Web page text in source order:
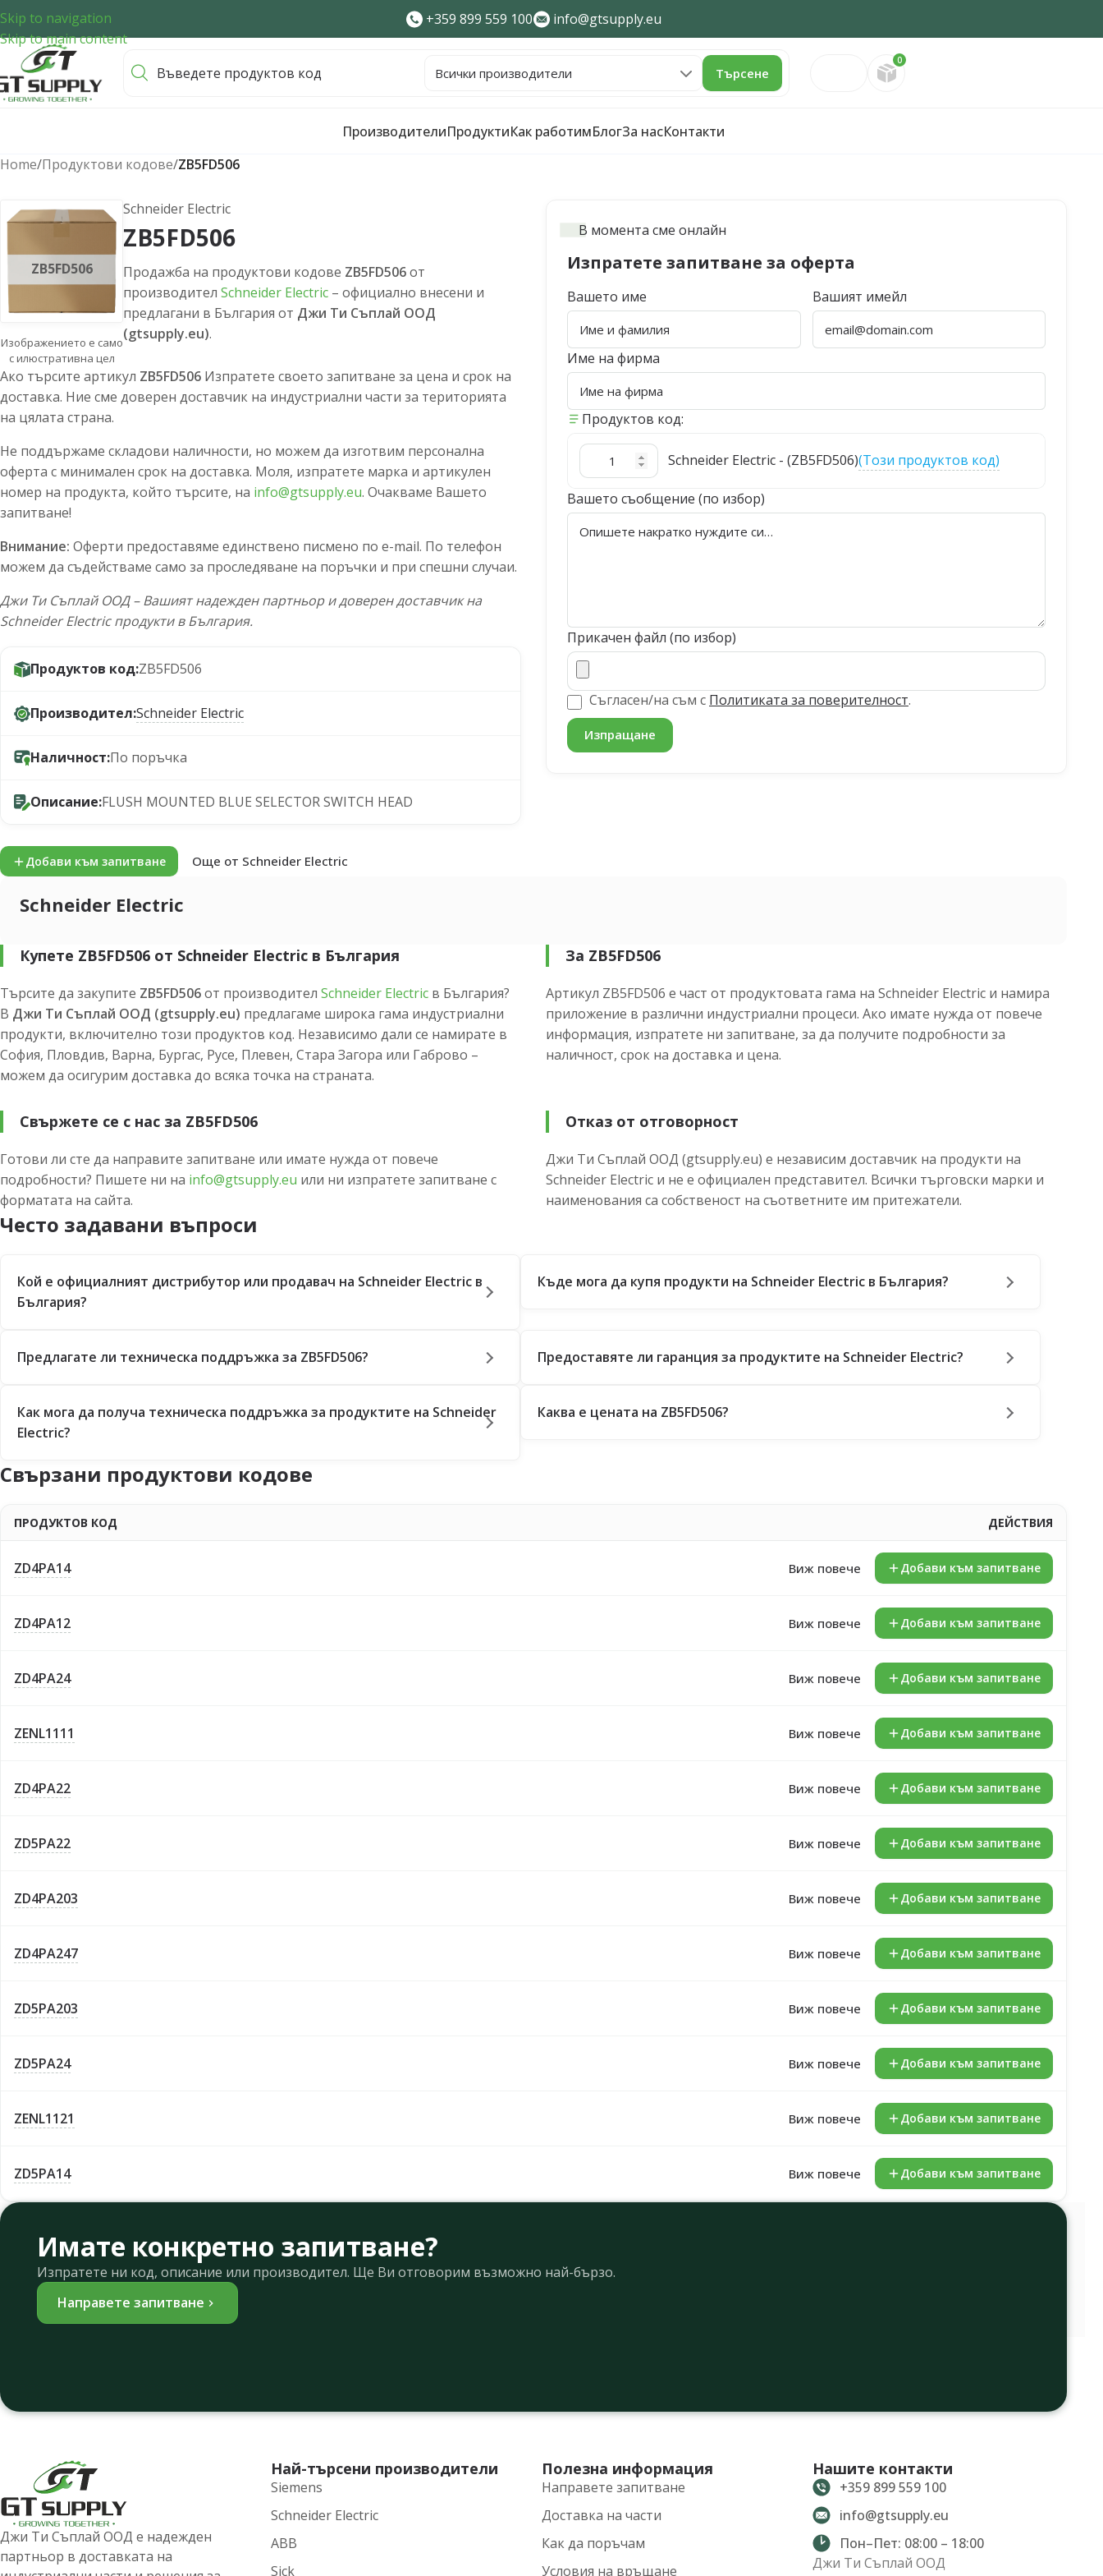
Skip to navigation
Skip to main content
+359 899 559 100 info@gtsupply.eu
Търсене
0
ПроизводителиПродуктиКак работимБлогЗа насКонтакти
Home/Продуктови кодове/ZB5FD506
ZB5FD506
Изображението е само
с илюстративна цел
Schneider Electric
ZB5FD506
Продажба на продуктови кодове ZB5FD506от
производител Schneider Electric – официално внесени и
предлагани в България от Джи Ти Съплай ООД
(gtsupply.eu).
Ако търсите артикул ZB5FD506 Изпратете своето запитване за цена и срок на
доставка. Ние сме доверен доставчик на индустриални части за територията
на цялата страна.
Не поддържаме складови наличности, но можем да изготвим персонална
оферта с минимален срок на доставка. Моля, изпратете марка и артикулен
номер на продукта, който търсите, на info@gtsupply.eu. Очакваме Вашето
запитване!
Внимание: Оферти предоставяме единствено писмено по e-mail. По телефон
можем да съдействаме само за проследяване на поръчки и при спешни случаи.
Джи Ти Съплай ООД – Вашият надежден партньор и доверен доставчик на
Schneider Electric продукти в България.
Продуктов код:ZB5FD506
Производител:Schneider Electric
Наличност:По поръчка
Описание:FLUSH MOUNTED BLUE SELECTOR SWITCH HEAD
Добави към запитване Още от Schneider Electric
В момента сме онлайн
Изпратете запитване за оферта
Вашето име Вашият имейл
Име на фирма
Продуктов код:
Schneider Electric - (ZB5FD506)(Този продуктов код)
Вашето съобщение (по избор)
Прикачен файл (по избор)
Съгласен/на съм с Политиката за поверителност.
Schneider Electric
Купете ZB5FD506 от Schneider Electric в България
Търсите да закупите ZB5FD506от производител Schneider Electric в България?
В Джи Ти Съплай ООД (gtsupply.eu) предлагаме широка гама индустриални
продукти, включително този продуктов код. Независимо дали се намирате в
София, Пловдив, Варна, Бургас, Русе, Плевен, Стара Загора или Габрово –
можем да осигурим доставка до всяка точка на страната.
За ZB5FD506
Артикул ZB5FD506 е част от продуктовата гама на Schneider Electric и намира
приложение в различни индустриални процеси. Ако имате нужда от повече
информация, изпратете ни запитване, за да получите подробности за
наличност, срок на доставка и цена.
Свържете се с нас за ZB5FD506
Готови ли сте да направите запитване или имате нужда от повече
подробности? Пишете ни на info@gtsupply.eu или ни изпратете запитване с
форматата на сайта.
Отказ от отговорност
Джи Ти Съплай ООД (gtsupply.eu) е независим доставчик на продукти на
Schneider Electric и не е официален представител. Всички търговски марки и
наименования са собственост на съответните им притежатели.
Често задавани въпроси
Кой е официалният дистрибутор или продавач на Schneider Electric в
България?
Къде мога да купя продукти на Schneider Electric в България?
Предлагате ли техническа поддръжка за ZB5FD506? Предоставяте ли гаранция за продуктите на Schneider Electric?
Как мога да получа техническа поддръжка за продуктите на Schneider
Electric?
Каква е цената на ZB5FD506?
Свързани продуктови кодове
ПРОДУКТОВ КОД ДЕЙСТВИЯ
ZD4PA14 Виж повече Добави към запитване
ZD4PA12 Виж повече Добави към запитване
ZD4PA24 Виж повече Добави към запитване
ZENL1111 Виж повече Добави към запитване
ZD4PA22 Виж повече Добави към запитване
ZD5PA22 Виж повече Добави към запитване
ZD4PA203 Виж повече Добави към запитване
ZD4PA247 Виж повече Добави към запитване
ZD5PA203 Виж повече Добави към запитване
ZD5PA24 Виж повече Добави към запитване
ZENL1121 Виж повече Добави към запитване
ZD5PA14 Виж повече Добави към запитване
Имате конкретно запитване?
Изпратете ни код, описание или производител. Ще Ви отговорим възможно най-бързо.
Направете запитване
Джи Ти Съплай ООД е надежден
партньор в доставката на
Най-търсени производители
Siemens
Schneider Electric
ABB
Sick
Полезна информация
Направете запитване
Доставка на части
Как да поръчам
Условия на връщане
Нашите контакти
+359 899 559 100
info@gtsupply.eu
Пон–Пет: 08:00 – 18:00
Джи Ти Съплай ООД